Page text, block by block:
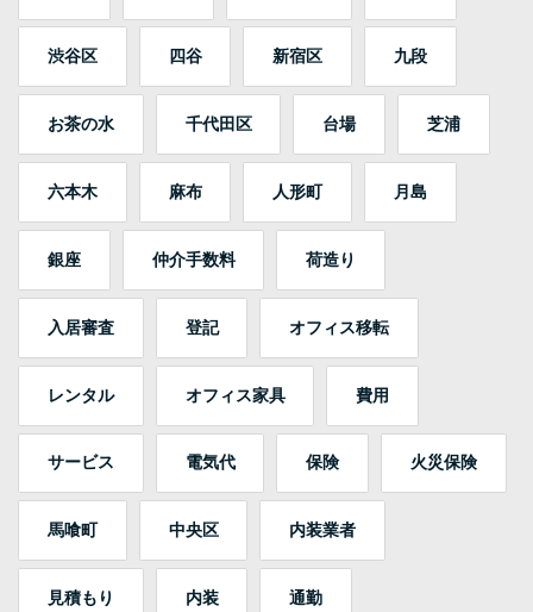
渋谷区 四谷 新宿区 九段
お茶の水 千代田区 台場 芝浦
六本木 麻布 人形町 月島
銀座 仲介手数料 荷造り
入居審査 登記 オフィス移転
レンタル オフィス家具 費用
サービス 電気代 保険 火災保険
馬喰町 中央区 内装業者
見積もり 内装 通勤